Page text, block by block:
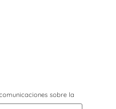
sobre la